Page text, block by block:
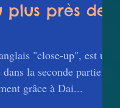
près des
"close-up", est un
la seconde partie du
grâce à Dai...